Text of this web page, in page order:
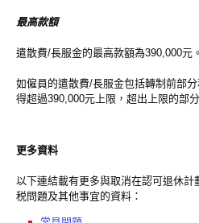
最高款額
遣散費/長服金的最高款額為390,000元。
如僱員的遣散費/長服金包括轉制前部
得超過390,000元上限，超出上限的部
更多資料
以下連結載有更多與取消在認可退休
税問題及其他事宜的資料：